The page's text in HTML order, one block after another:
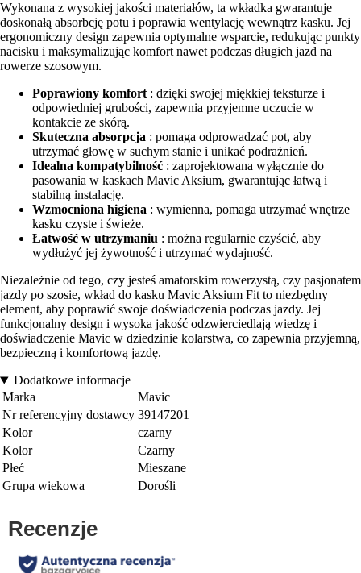
Wykonana z wysokiej jakości materiałów, ta wkładka gwarantuje
doskonałą absorbcję potu i poprawia wentylację wewnątrz kasku. Jej
ergonomiczny design zapewnia optymalne wsparcie, redukując punkty
nacisku i maksymalizując komfort nawet podczas długich jazd na
rowerze szosowym.
Poprawiony komfort : dzięki swojej miękkiej teksturze i
odpowiedniej grubości, zapewnia przyjemne uczucie w
kontakcie ze skórą.
Skuteczna absorpcja : pomaga odprowadzać pot, aby
utrzymać głowę w suchym stanie i unikać podrażnień.
Idealna kompatybilność : zaprojektowana wyłącznie do
pasowania w kaskach Mavic Aksium, gwarantując łatwą i
stabilną instalację.
Wzmocniona higiena : wymienna, pomaga utrzymać wnętrze
kasku czyste i świeże.
Łatwość w utrzymaniu : można regularnie czyścić, aby
wydłużyć jej żywotność i utrzymać wydajność.
Niezależnie od tego, czy jesteś amatorskim rowerzystą, czy pasjonatem
jazdy po szosie, wkład do kasku Mavic Aksium Fit to niezbędny
element, aby poprawić swoje doświadczenia podczas jazdy. Jej
funkcjonalny design i wysoka jakość odzwierciedlają wiedzę i
doświadczenie Mavic w dziedzinie kolarstwa, co zapewnia przyjemną,
bezpieczną i komfortową jazdę.
Dodatkowe informacje
Marka
Mavic
Nr referencyjny dostawcy 39147201
Kolor
czarny
Kolor
Czarny
Płeć
Mieszane
Grupa wiekowa
Dorośli